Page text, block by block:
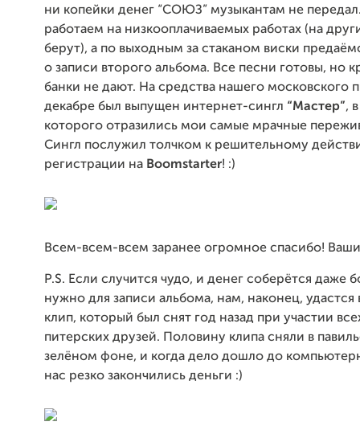
ни копейки денег “СОЮЗ” музыкантам не
работаем на низкооплачиваемых работах (на
берут), а по выходным за стаканом виски
о записи второго альбома. Все песни готовы, но
банки не дают. На средства нашего московского
декабре был выпущен интернет-сингл “Мастер”,
которого отразились мои самые мрачные
Сингл послужил толчком к решительному
регистрации на Boomstarter! :)
Всем-всем-всем заранее огромное спасибо!
P.S. Если случится чудо, и денег соберётся даже
нужно для записи альбома, нам, наконец, удастся
клип, который был снят год назад при участии
питерских друзей. Половину клипа сняли в
зелёном фоне, и когда дело дошло до
нас резко закончились деньги :)